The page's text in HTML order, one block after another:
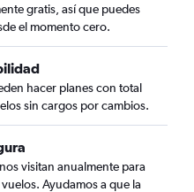
gratis, así que puedes
el momento cero.
hacer planes con total
sin cargos por cambios.
visitan anualmente para
Ayudamos a que la